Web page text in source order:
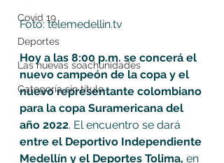
Covid 19
Deportes
Las nuevas soachunidades
Categoría sin título
Foto: telemedellin.tv
Hoy a las 8:00 p.m. se concerá el
nuevo campeón de la copa y el
nuevo representante colombiano
para la copa Suramericana del
año 2022. El encuentro se dará
entre el Deportivo Independiente
Medellín y el Deportes Tolima, en